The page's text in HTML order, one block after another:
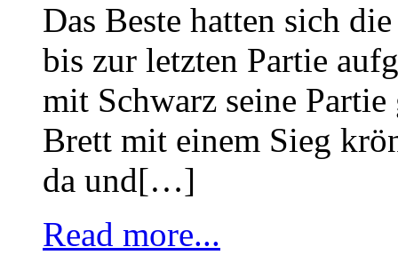
Das Beste hatten sich
bis zur letzten Partie
mit Schwarz seine
Brett mit einem Sieg
da und[…]
Read more...